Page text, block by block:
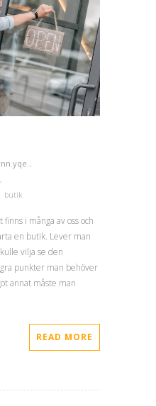
,
,
butik
i många av oss och
en butik. Lever man
vilja se den
punkter man behöver
annat måste man
READ MORE